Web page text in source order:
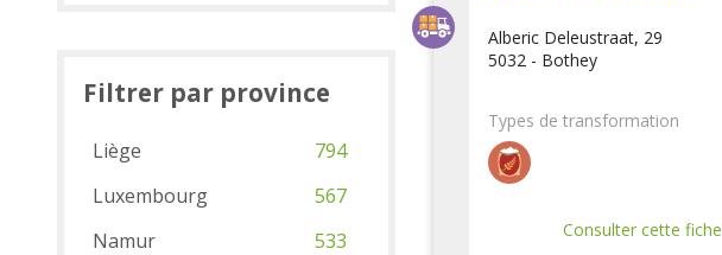
Alberic Deleustraat, 29
5032 - Bothey
Types de transformation
Consulter cette fiche
Filtrer par province
Liège
794
Luxembourg
567
Namur
533